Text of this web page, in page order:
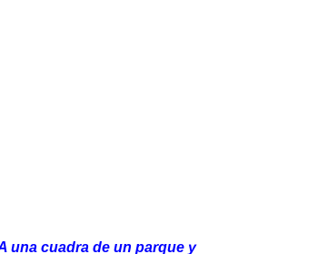
una cuadra de un parque y